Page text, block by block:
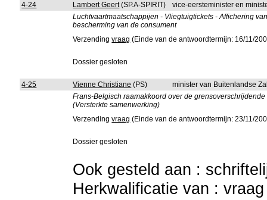
4-24 Lambert Geert(SP.A-SPIRIT)
vice-eersteminister en
Luchtvaartmaatschappijen - Vliegtuigtickets - Affichering
bescherming van de consument
Verzendingvraag (Einde van de antwoordtermijn: 16/11/
Dossier gesloten
4-25 Vienne Christiane (PS)
minister van Buitenlandse
Frans-Belgisch raamakkoord over de
(Versterkte samenwerking)
Verzendingvraag (Einde van de antwoordtermijn: 23/11/
Dossier gesloten
Ook gesteld aan :
Herkwalificatie van :